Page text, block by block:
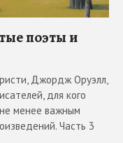
поэты и
Джордж Оруэлл,
для кого
менее важным
Часть 3